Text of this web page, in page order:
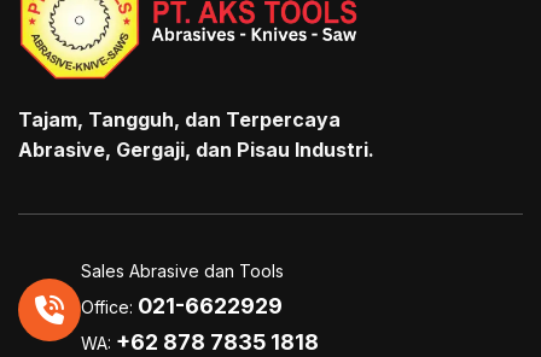
Tajam, Tangguh, dan Terpercaya
Abrasive, Gergaji, dan Pisau Industri.
Sales Abrasive dan Tools
Office: 021-6622929
WA: +62 878 7835 1818